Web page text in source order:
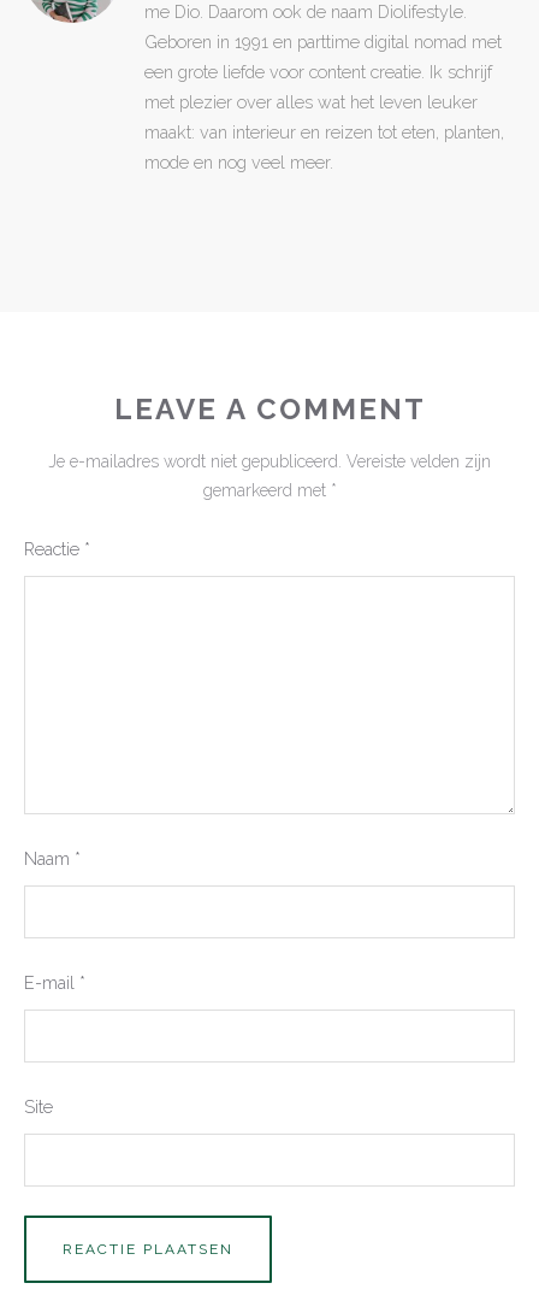
me Dio. Daarom ook de naam Diolifestyle.
Geboren in 1991 en parttime digital nomad met
een grote liefde voor content creatie. Ik schrijf
met plezier over alles wat het leven leuker
maakt: van interieur en reizen tot eten, planten,
mode en nog veel meer.
LEAVE A COMMENT
Je e-mailadres wordt niet gepubliceerd. Vereiste velden zijn
gemarkeerd met *
Reactie *
Naam *
E-mail *
Site